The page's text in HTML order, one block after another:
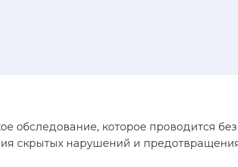
обследование, которое проводится
скрытых нарушений и